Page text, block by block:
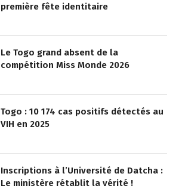
première fête identitaire
Le Togo grand absent de la
compétition Miss Monde 2026
Togo : 10 174 cas positifs détectés au
VIH en 2025
Inscriptions à l’Université de Datcha :
Le ministère rétablit la vérité !